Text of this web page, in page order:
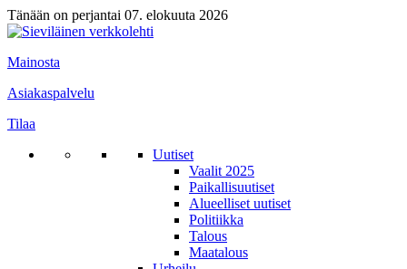
Tänään on perjantai 07. elokuuta 2026
Mainosta
Asiakaspalvelu
Tilaa
Uutiset
Vaalit 2025
Paikallisuutiset
Alueelliset uutiset
Politiikka
Talous
Maatalous